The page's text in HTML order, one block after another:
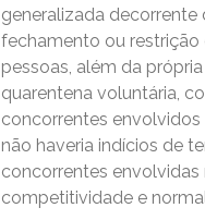
generalizada decorrente
fechamento ou restrição
pessoas, além da
quarentena voluntária,
concorrentes
não haveria indícios de
concorrentes
competitividade e